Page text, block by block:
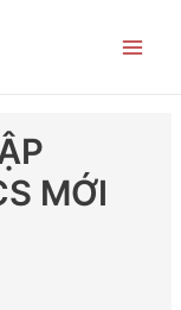
MỚI